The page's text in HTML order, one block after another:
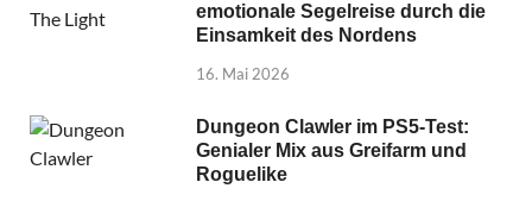
emotionale Segelreise durch die
Einsamkeit des Nordens
16. Mai 2026
Dungeon Clawler im PS5-Test:
Genialer Mix aus Greifarm und
Roguelike